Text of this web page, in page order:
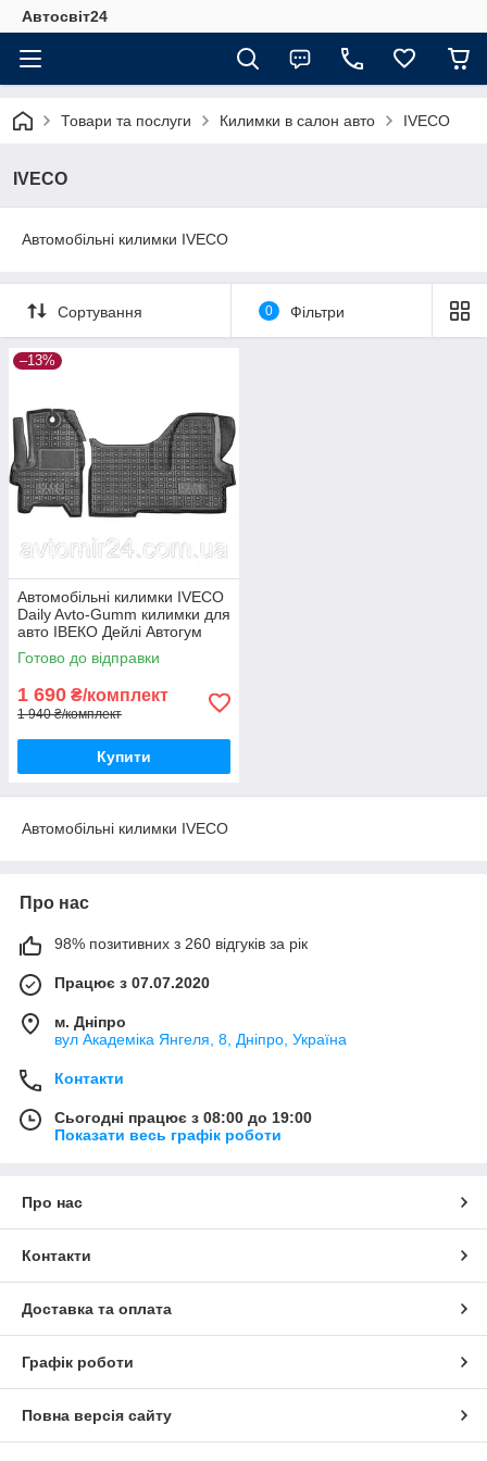
Автосвіт24
Товари та послуги Килимки в салон авто IVECO
IVECO
Автомобільні килимки IVECO
Сортування 0 Фільтри
–13%
Автомобільні килимки IVECO
Daily Avto-Gumm килимки для
авто ІВЕКО Дейлі Автогум
Готово до відправки
1 690 ₴/комплект
1 940 ₴/комплект
Купити
Автомобільні килимки IVECO
Про нас
98% позитивних з 260 відгуків за рік
Працює з 07.07.2020
м. Дніпро
вул Академіка Янгеля, 8, Дніпро, Україна
Контакти
Сьогодні працює з 08:00 до 19:00
Показати весь графік роботи
Про нас
Контакти
Доставка та оплата
Графік роботи
Повна версія сайту